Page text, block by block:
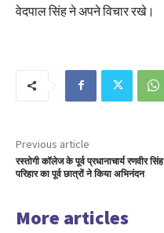
वेदपाल सिंह ने अपने विचार रखे।
Previous article
रस्तोगी कॉलेज के पूर्व प्रधानाचार्य रणवीर सिंह
परिहार का पूर्व छात्रों ने किया अभिनंदन
More articles